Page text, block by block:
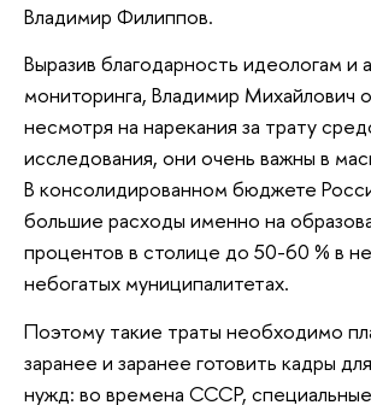
Владимир Филиппов.
Выразив благодарность идеологам и
мониторинга, Владимир Михайлович
несмотря на нарекания за трату
исследования, они очень важны в
В консолидированном бюджете
большие расходы именно на
процентов в столице до 50-60 % в
небогатых муниципалитетах.
Поэтому такие траты необходимо
заранее и заранее готовить кадры
нужд: во времена СССР,